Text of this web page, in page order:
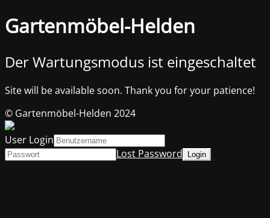
Gartenmöbel-Helden
Der Wartungsmodus ist eingeschaltet
Site will be available soon. Thank you for your patience!
© Gartenmöbel-Helden 2024
User Login
Lost Password